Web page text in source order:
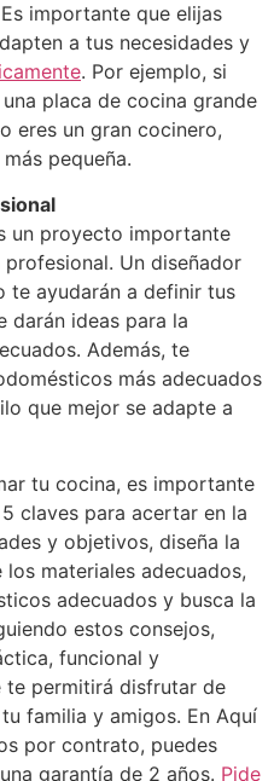
importante que elijas
a tus necesidades y
. Por ejemplo, si
placa de cocina grande
eres un gran cocinero,
pequeña.
un proyecto importante
Un diseñador
te ayudarán a definir tus
darán ideas para la
Además, te
más adecuados
que mejor se adapte a
tu cocina, es importante
claves para acertar en la
y objetivos, diseña la
materiales adecuados,
adecuados y busca la
estos consejos,
funcional y
permitirá disfrutar de
familia y amigos. En Aquí
por contrato, puedes
garantía de 2 años. Pide